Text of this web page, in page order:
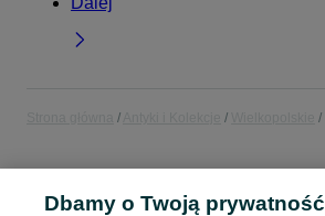
Dbamy o Twoją prywatność